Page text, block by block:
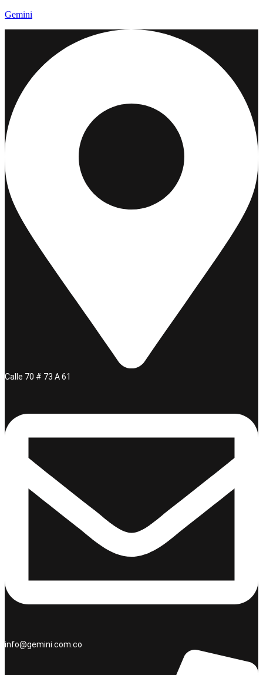
Gemini
Calle 70 # 73 A 61
info@gemini.com.co